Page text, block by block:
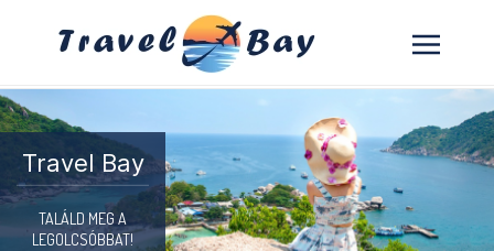
Travel Bay
TALÁLD MEG A
LEGOLCSÓBBAT!